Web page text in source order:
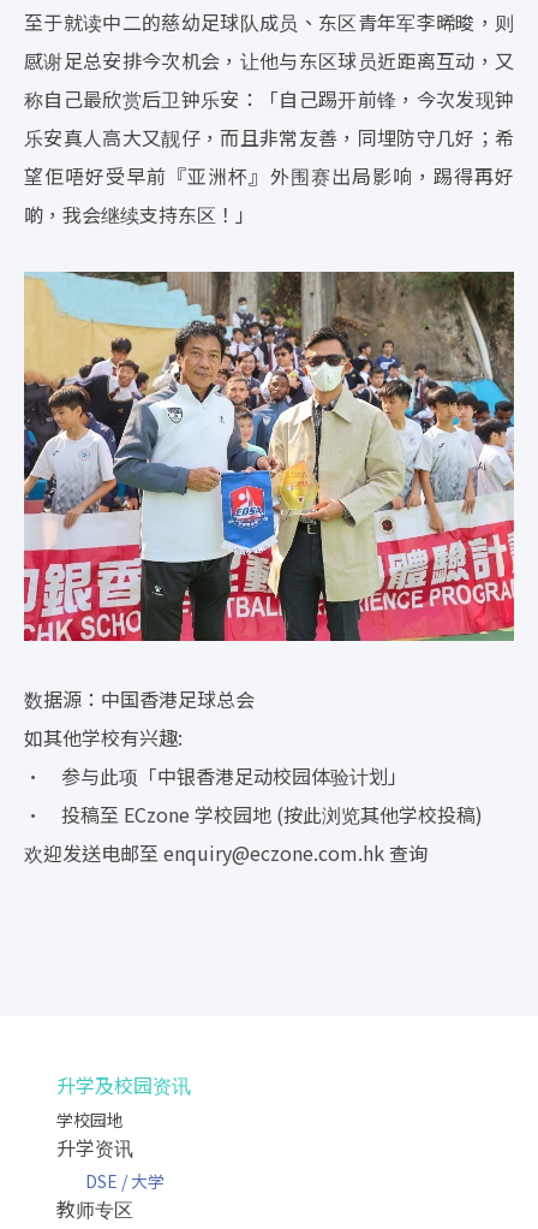
至于就读中二的慈幼足球队成员、东区青年军李晞晙，则
感谢足总安排今次机会，让他与东区球员近距离互动，又
称自己最欣赏后卫钟乐安：「自己踢开前锋，今次发现钟
乐安真人高大又靓仔，而且非常友善，同埋防守几好；希
望佢唔好受早前『亚洲杯』外围赛出局影响，踢得再好
啲，我会继续支持东区！」
数据源：中国香港足球总会
如其他学校有兴趣:
• 参与此项「中银香港足动校园体验计划」
• 投稿至 ECzone 学校园地 (按此浏览其他学校投稿)
欢迎发送电邮至enquiry@eczone.com.hk 查询
升学及校园资讯
学校园地
升学资讯
DSE / 大学
教师专区